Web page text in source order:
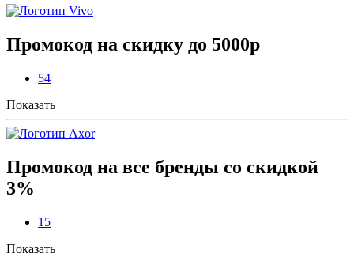
Промокод на скидку до 5000р
54
Показать
Промокод на все бренды со скидкой
3%
15
Показать